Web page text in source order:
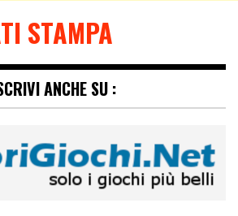
STAMPA
ANCHE SU :